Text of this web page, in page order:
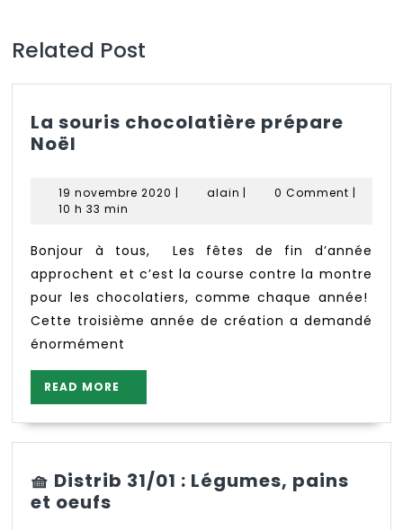
Related Post
La souris chocolatière prépare
Noël
chocolatière
prépare
19 novembre 2020 19| alain alain
| 0 Comment |
10 h 33 min
Bonjour à tous, Les fêtes de fin d’année
approchent et c’est la course contre la montre
pour les chocolatiers, comme chaque année!
Cette troisième année de création a demandé
énormément
READ MORE
MORE
🧺 Distrib 31/01 : Légumes, pains
et oeufs